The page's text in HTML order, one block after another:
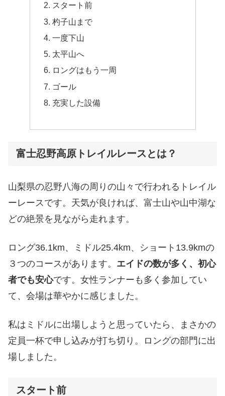
スタート前
杓子山まで
一度下山
太平山へ
ロングはもう一周
ゴール
充実した設備
富士忍野高原トレイルレースとは？
山梨県の忍野八海の周りの山々で行われるトレイル
ーレースです。天気が良ければ、富士山や山中湖な
どの絶景を見ながら走れます。
ロング36.1km、ミドル25.4km、ショート13.9kmの
３つのコースがあります。 エイドの数が多く、初心
者でも安心です。女性ランナーも多く参加してい
て、会場は華やかに感じました。
私はミドルに出場しようと思っていたら、まさかの
定員一杯で申し込みが打ち切り。ロングの部門に出
場しました。
スタート前